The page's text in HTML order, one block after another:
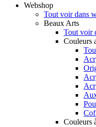
Webshop
Tout voir dans
Beaux Arts
Tout voir
Couleurs
Couleurs